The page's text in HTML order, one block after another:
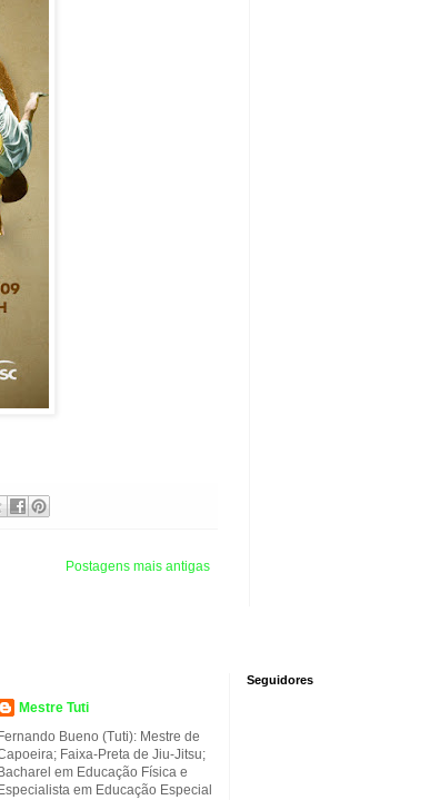
Postagens mais antigas
Mestre Tuti
Bueno (Tuti): Mestre de
Faixa-Preta de Jiu-Jitsu;
em Educação Física e
em Educação Especial
Seguidores